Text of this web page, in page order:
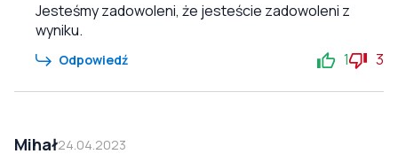
Jesteśmy zadowoleni, że jesteście zadowoleni z
wyniku.
Odpowiedź 1 3
Mihał24.04.2023